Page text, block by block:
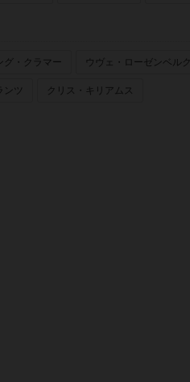
グ・クラマー ウヴェ・ローゼンベルク
ンツ クリス・キリアムス